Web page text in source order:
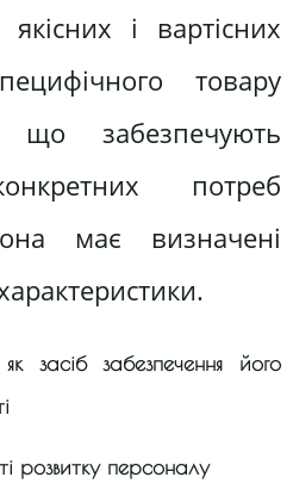
і вартісних
товару
що забезпечують
потреб
має визначені
характеристики.
засіб забезпечення його
розвитку персоналу